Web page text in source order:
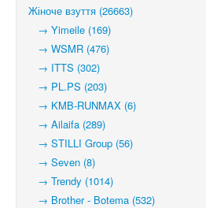
Жіноче взуття (26663)
→ Yimeile (169)
→ WSMR (476)
→ ITTS (302)
→ PL.PS (203)
→ KMB-RUNMAX (6)
→ Ailaifa (289)
→ STILLI Group (56)
→ Seven (8)
→ Trendy (1014)
→ Brother - Botema (532)